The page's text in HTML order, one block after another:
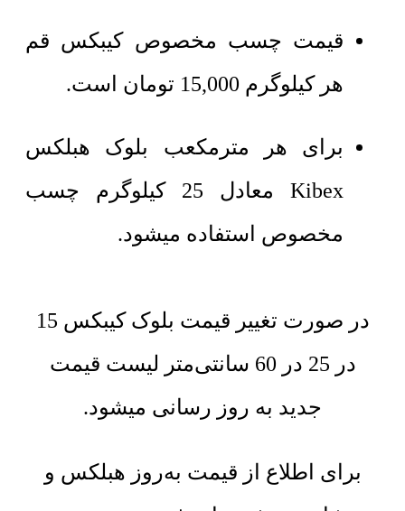
قیمت چسب مخصوص کیبکس قم
هر کیلوگرم 15,000 تومان است.
برای هر مترمکعب بلوک هبلکس
Kibex معادل 25 کیلوگرم چسب
مخصوص استفاده میشود.
در صورت تغییر قیمت بلوک کیبکس 15
در 25 در 60 سانتی‌متر لیست قیمت
جدید به روز رسانی میشود.
برای اطلاع از قیمت به‌روز هبلکس و